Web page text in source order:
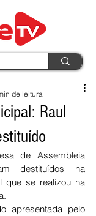
Raul
de leitura
de Assembleia
destituídos na
que se realizou na
apresentada pelo